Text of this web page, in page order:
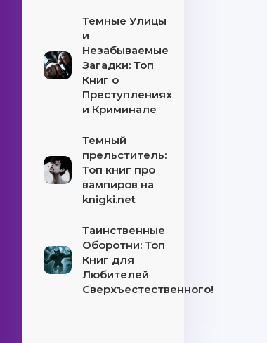
Темные Улицы
и
Незабываемые
Загадки: Топ
Книг о
Преступлениях
и Криминале
Темный
прельститель:
Топ книг про
вампиров на
knigki.net
Таинственные
Оборотни: Топ
Книг для
Любителей
Сверхъестественного!